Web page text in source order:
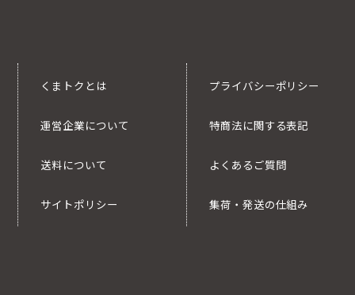
くまトクとは
運営企業について
送料について
サイトポリシー
プライバシーポリシー
特商法に関する表記
よくあるご質問
集荷・発送の仕組み